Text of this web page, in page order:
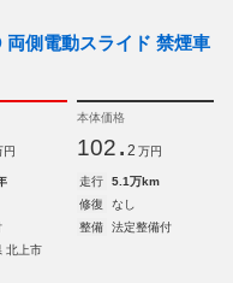
両側電動スライド 禁煙車
円
本体価格
102. 2 万円
走行
5.1万km
修復
なし
整備
法定整備付
北上市